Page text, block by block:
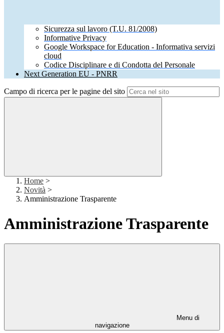
Sicurezza sul lavoro (T.U. 81/2008)
Informative Privacy
Google Workspace for Education - Informativa servizi
cloud
Codice Disciplinare e di Condotta del Personale
Next Generation EU - PNRR
Campo di ricerca per le pagine del sito
Home >
Novità >
Amministrazione Trasparente
Amministrazione Trasparente
Menu di
navigazione